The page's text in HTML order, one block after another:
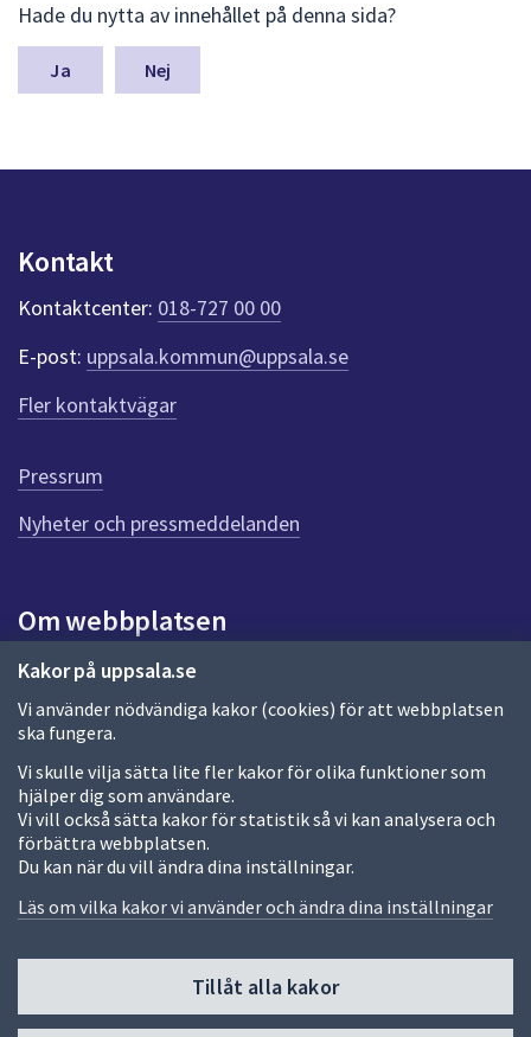
Kakor på uppsala.se
Vi använder nödvändiga kakor (cookies) för att webbplatsen
ska fungera.
Vi skulle vilja sätta lite fler kakor för olika funktioner som
hjälper dig som användare.
Vi vill också sätta kakor för statistik så vi kan analysera och
förbättra webbplatsen.
Du kan när du vill ändra dina inställningar.
Läs om vilka kakor vi använder och ändra dina inställningar
Tillåt alla kakor
ä
m
a
n
k
e
r
f
ö
r
e
n
n
a
d
a
Hade du nytta av innehållet på denna sida?
Nej
Kontakt
Kontaktcenter: 018-727 00 00
E-post: uppsala.kommun@uppsala.se
Fler kontaktvägar
Pressrum
Nyheter och pressmeddelanden
Om webbplatsen
Om webbplatsen
Allmänna handlingar och diarium
Behandling av personuppgifter
Kakor
Språk (other languages)
Tillgänglighetsredogörelse
Fler sätt att följa oss